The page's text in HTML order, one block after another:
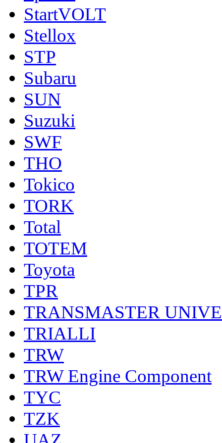
StartVOLT
Stellox
STP
Subaru
SUN
Suzuki
SWF
THO
Tokico
TORK
Total
TOTEM
Toyota
TPR
TRANSMASTER
TRIALLI
TRW
TRW Engine Component
TYC
TZK